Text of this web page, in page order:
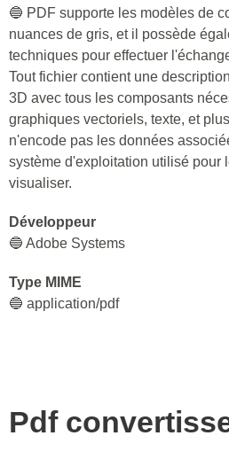
🔵 PDF supporte les modèles de
nuances de gris, et il possède
techniques pour effectuer
Tout fichier contient une
3D avec tous les composants
graphiques vectoriels, texte, et
n'encode pas les données
système d'exploitation utilisé pour
visualiser.
Développeur
🔵 Adobe Systems
Type MIME
🔵 application/pdf
Pdf